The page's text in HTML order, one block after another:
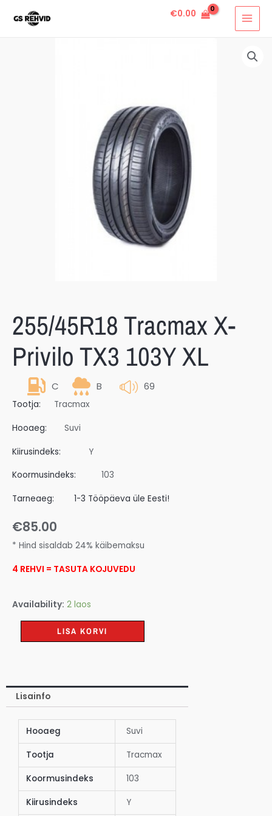
€0.00
255/45R18 Tracmax X-
Privilo TX3 103Y XL
C B 69
Tootja: Tracmax
Hooaeg: Suvi
Kiirusindeks: Y
Koormusindeks: 103
Tarneaeg: 1-3 Tööpäeva üle Eesti!
€85.00
* Hind sisaldab 24% käibemaksu
4 REHVI = TASUTA KOJUVEDU
Availability: 2 laos
LISA KORVI
Lisainfo
Hooaeg Suvi
Tootja Tracmax
Koormusindeks 103
Kiirusindeks Y